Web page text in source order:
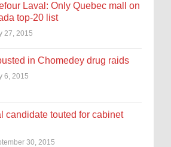
Laval: Only Quebec mall on
top-20 list
27, 2015
in Chomedey drug raids
6, 2015
candidate touted for cabinet
30, 2015